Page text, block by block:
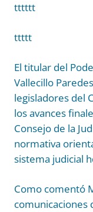
tttttt
ttttt
El titular del
Vallecillo
legisladores del
los avances
Consejo de la
normativa
sistema judicial
Como comentó
comunicaciones